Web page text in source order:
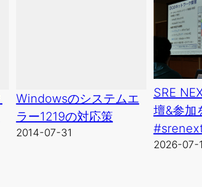
Windowsのシステムエ
ラー1219の対応策
2014-07-31
SRE
壇&参加
2026-07-